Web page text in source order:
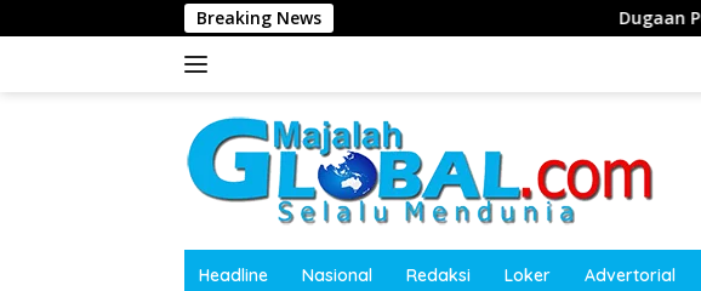
ke
Breaking News Dugaan Penghalangan Tugas
Headline Nasional Redaksi Loker Advertorial